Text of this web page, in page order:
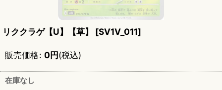
リククラゲ【U】【草】 [SV1V_011]
販売価格: 0円(税込)
在庫なし